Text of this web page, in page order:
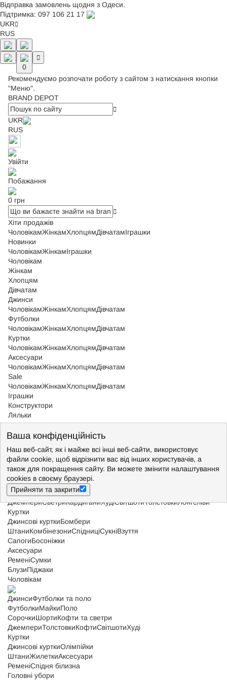
Відправка замовлень щодня з Одеси.
Підтримка: 097 106 21 17
UKR
RUS
0
Рекомендуємо розпочати роботу з сайтом з натискання кнопки
"Меню".
BRAND DEPOT
UKR
RUS
Увійти
Побажання
0 грн
Хіти продажів
ЧоловікамЖінкамХлопцямДівчатамІграшки
Новинки
ЧоловікамЖінкамІграшки
Чоловікам
Жінкам
Хлопцям
Дівчатам
Джинси
ЧоловікамЖінкамХлопцямДівчатам
Футболки
ЧоловікамЖінкамХлопцямДівчатам
Куртки
ЧоловікамЖінкамХлопцямДівчатам
Аксесуари
ЧоловікамЖінкамХлопцямДівчатам
Sale
ЧоловікамЖінкамХлопцямДівчатам
Іграшки
Конструктори
Ляльки
Ваша конфіденційність
Наш веб-сайт, як і майже всі інші веб-сайти, використовує
файли cookie, щоб відрізнити вас від інших користувачів, а
також для покращення сайту. Ви можете змінити налаштування
cookies в своєму браузері.
Прийняти та закрити
Хлопцям>Поло Tuc Tuc
Хлопцям>Поло Tuc Tuc
Жінкам
ДжинсиФутболки і майки
ФутболкиМайки
СорочкиШортиКофти та светри
ДжемпериСветриКардиганиХудіСвітшотиТолстовкиЛонгсліви
Куртки
Джинсові курткиБомбери
ШтаниКомбінезониСпідниціСукніВзуття
СапогиБосоніжки
Аксесуари
РеменіСумки
БлузиПіджаки
Чоловікам
ДжинсиФутболки та поло
ФутболкиМайкиПоло
СорочкиШортиКофти та светри
ДжемпериТолстовкиКофтиСвітшотиХуді
Куртки
Джинсові курткиОлімпійки
ШтаниЖилеткиАксесуари
РеменіСпідня білизна
Головні убори